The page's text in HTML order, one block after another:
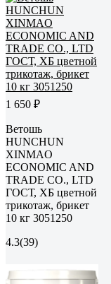
1 650 ₽
Ветошь
HUNCHUN
XINMAO
ECONOMIC AND
TRADE CO., LTD
ГОСТ, ХБ цветной
трикотаж, брикет
10 кг 3051250
4.3(39)